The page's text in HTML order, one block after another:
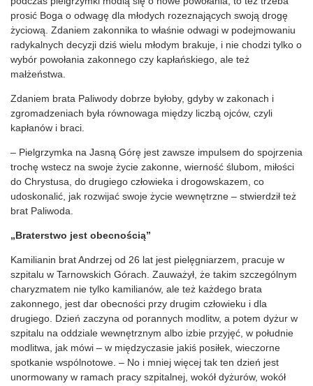
prosić Boga o odwagę dla młodych rozeznających swoją drogę
życiową. Zdaniem zakonnika to właśnie odwagi w podejmowaniu
radykalnych decyzji dziś wielu młodym brakuje, i nie chodzi tylko o
wybór powołania zakonnego czy kapłańskiego, ale też
małżeństwa.
Zdaniem brata Paliwody dobrze byłoby, gdyby w zakonach i
zgromadzeniach była równowaga między liczbą ojców, czyli
kapłanów i braci.
– Pielgrzymka na Jasną Górę jest zawsze impulsem do spojrzenia
trochę wstecz na swoje życie zakonne, wierność ślubom, miłości
do Chrystusa, do drugiego człowieka i drogowskazem, co
udoskonalić, jak rozwijać swoje życie wewnętrzne – stwierdził też
brat Paliwoda.
„Braterstwo jest obecnością”
Kamilianin brat Andrzej od 26 lat jest pielęgniarzem, pracuje w
szpitalu w Tarnowskich Górach. Zauważył, że takim szczególnym
charyzmatem nie tylko kamilianów, ale też każdego brata
zakonnego, jest dar obecności przy drugim człowieku i dla
drugiego. Dzień zaczyna od porannych modlitw, a potem dyżur w
szpitalu na oddziale wewnętrznym albo izbie przyjęć, w południe
modlitwa, jak mówi – w międzyczasie jakiś posiłek, wieczorne
spotkanie wspólnotowe. – No i mniej więcej tak ten dzień jest
unormowany w ramach pracy szpitalnej, wokół dyżurów, wokół